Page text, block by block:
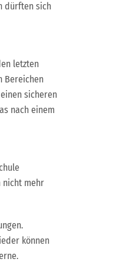
dürften sich
letzten
Bereichen
sicheren
nach einem
nicht mehr
können